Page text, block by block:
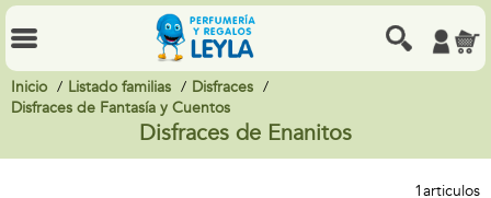
Inicio Listado familias
Disfraces
Disfraces de Fantasía y Cuentos
Disfraces de Enanitos
1articulos